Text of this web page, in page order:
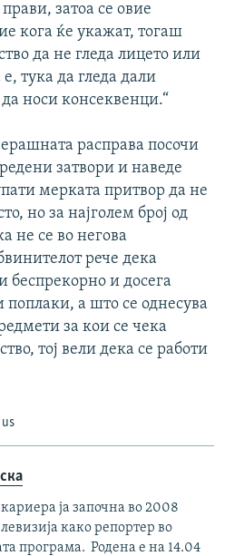
затоа се овие
кога ќе укажат, тогаш
да не гледа лицето или
е, тука да гледа дали
носи консеквенци.“
расправа посочи
затвори и наведе
мерката притвор да не
но за најголем број од
не се во негова
рече дека
беспрекорно и досега
а што се однесува
за кои се чека
тој вели дека се работи
ја започна во 2008
како репортер во
програма. Родена е на 14.04